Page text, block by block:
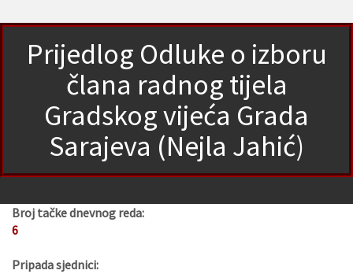
Prijedlog Odluke o izboru
člana radnog tijela
Gradskog vijeća Grada
Sarajeva (Nejla Jahić)
Broj tačke dnevnog reda:
6
Pripada sjednici: